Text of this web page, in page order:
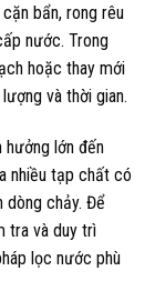
bẩn, rong rêu
nước. Trong
hoặc thay mới
và thời gian.
hưởng lớn đến
nhiều tạp chất có
dòng chảy. Để
tra và duy trì
lọc nước phù